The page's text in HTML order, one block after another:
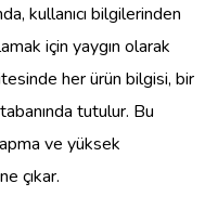
kullanıcı bilgilerinden
için yaygın olarak
her ürün bilgisi, bir
tutulur. Bu
ve yüksek
çıkar.